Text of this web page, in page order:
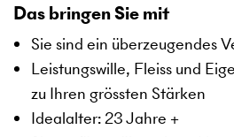
Das bringen Sie mit
Sie sind ein überzeugendes
Leistungswille, Fleiss und
zu Ihren grössten Stärken
Idealalter: 23 Jahre +